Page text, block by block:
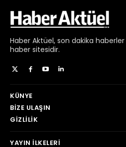
Haber Aktüel, son dakika haberler
haber sitesidir.
KÜNYE
BIZE ULAŞIN
GIZLILIK
YAYIN İLKELERI